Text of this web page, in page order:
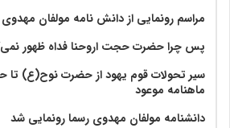
مراسم رونمایی از دانش نامه مولفان
پس چرا حضرت حجت اروحنا فداه ظهور
سیر تحولات قوم یهود از حضرت نوح(ع)
ماهنامه موعود
دانشنامه مولفان مهدوی رسما رونمایی شد